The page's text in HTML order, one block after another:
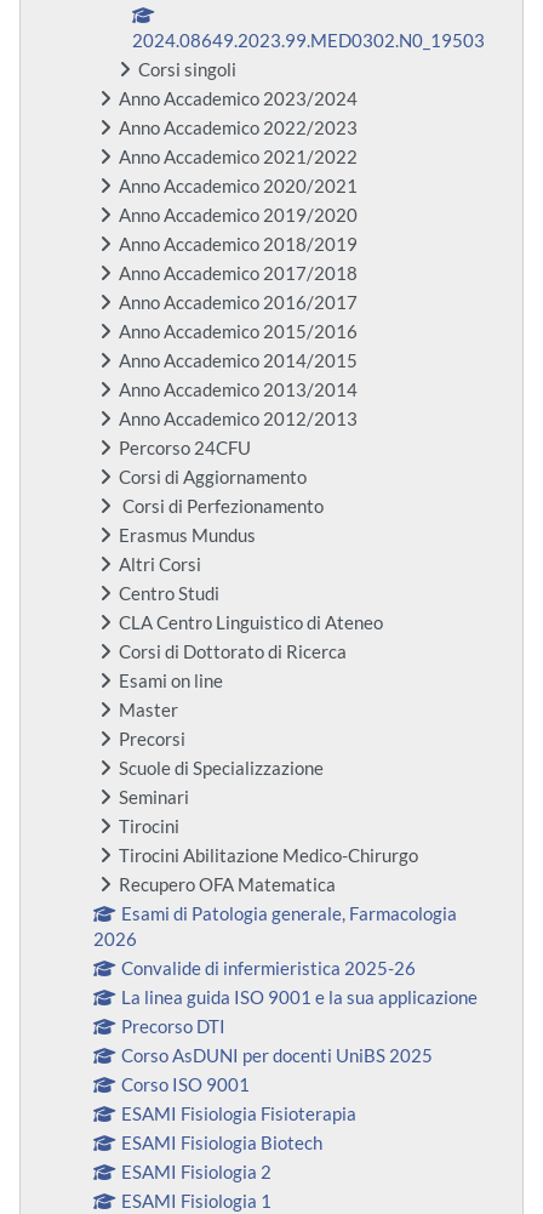
2024.08649.2023.99.MED0302.N0_19503
Corsi singoli
Anno Accademico 2023/2024
Anno Accademico 2022/2023
Anno Accademico 2021/2022
Anno Accademico 2020/2021
Anno Accademico 2019/2020
Anno Accademico 2018/2019
Anno Accademico 2017/2018
Anno Accademico 2016/2017
Anno Accademico 2015/2016
Anno Accademico 2014/2015
Anno Accademico 2013/2014
Anno Accademico 2012/2013
Percorso 24CFU
Corsi di Aggiornamento
Corsi di Perfezionamento
Erasmus Mundus
Altri Corsi
Centro Studi
CLA Centro Linguistico di Ateneo
Corsi di Dottorato di Ricerca
Esami on line
Master
Precorsi
Scuole di Specializzazione
Seminari
Tirocini
Tirocini Abilitazione Medico-Chirurgo
Recupero OFA Matematica
Esami di Patologia generale, Farmacologia
2026
Convalide di infermieristica 2025-26
La linea guida ISO 9001 e la sua applicazione
Precorso DTI
Corso AsDUNI per docenti UniBS 2025
Corso ISO 9001
ESAMI Fisiologia Fisioterapia
ESAMI Fisiologia Biotech
ESAMI Fisiologia 2
ESAMI Fisiologia 1